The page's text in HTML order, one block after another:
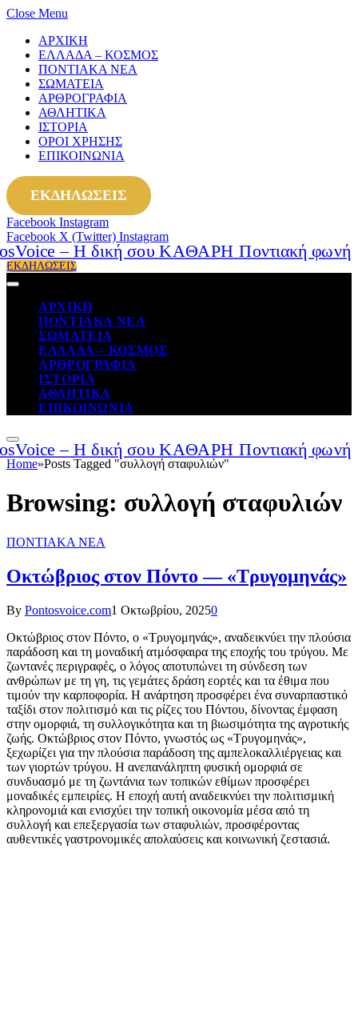
Close Menu
ΑΡΧΙΚΗ
ΕΛΛΑΔΑ – ΚΟΣΜΟΣ
ΠΟΝΤΙΑΚΑ ΝΕΑ
ΣΩΜΑΤΕΙΑ
ΑΡΘΡΟΓΡΑΦΙΑ
ΑΘΛΗΤΙΚΑ
ΙΣΤΟΡΙΑ
ΟΡΟΙ ΧΡΗΣΗΣ
ΕΠΙΚΟΙΝΩΝΙΑ
ΕΚΔΗΛΩΣΕΙΣ
Facebook Instagram
Facebook X (Twitter) Instagram
ΕΚΔΗΛΩΣΕΙΣ
ΑΡΧΙΚΗ
ΠΟΝΤΙΑΚΑ ΝΕΑ
ΣΩΜΑΤΕΙΑ
ΕΛΛΑΔΑ – ΚΟΣΜΟΣ
ΑΡΘΡΟΓΡΑΦΙΑ
ΙΣΤΟΡΙΑ
ΑΘΛΗΤΙΚΑ
ΕΠΙΚΟΙΝΩΝΙΑ
Home»Posts Tagged "συλλογή σταφυλιών"
Browsing: συλλογή σταφυλιών
ΠΟΝΤΙΑΚΑ ΝΕΑ
Οκτώβριος στον Πόντο — «Τρυγομηνάς»
By Pontosvoice.com1 Οκτωβρίου, 20250
Οκτώβριος στον Πόντο, ο «Τρυγομηνάς», αναδεικνύει την πλούσια
παράδοση και τη μοναδική ατμόσφαιρα της εποχής του τρύγου. Με
ζωντανές περιγραφές, ο λόγος αποτυπώνει τη σύνδεση των
ανθρώπων με τη γη, τις γεμάτες δράση εορτές και τα έθιμα που
τιμούν την καρποφορία. Η ανάρτηση προσφέρει ένα συναρπαστικό
ταξίδι στον πολιτισμό και τις ρίζες του Πόντου, δίνοντας έμφαση
στην ομορφιά, τη συλλογικότητα και τη βιωσιμότητα της αγροτικής
ζωής. Οκτώβριος στον Πόντο, γνωστός ως «Τρυγομηνάς»,
ξεχωρίζει για την πλούσια παράδοση της αμπελοκαλλιέργειας και
των γιορτών τρύγου. Η ανεπανάληπτη φυσική ομορφιά σε
συνδυασμό με τη ζωντάνια των τοπικών εθίμων προσφέρει
μοναδικές εμπειρίες. Η εποχή αυτή αναδεικνύει την πολιτισμική
κληρονομιά και ενισχύει την τοπική οικονομία μέσα από τη
συλλογή και επεξεργασία των σταφυλιών, προσφέροντας
αυθεντικές γαστρονομικές απολαύσεις και κοινωνική ζεστασιά.